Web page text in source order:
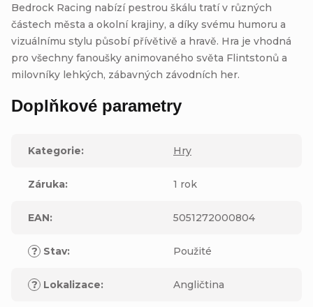
Bedrock Racing nabízí pestrou škálu tratí v různých
částech města a okolní krajiny, a díky svému humoru a
vizuálnímu stylu působí přívětivě a hravě. Hra je vhodná
pro všechny fanoušky animovaného světa Flintstonů a
milovníky lehkých, zábavných závodních her.
Doplňkové parametry
Kategorie: Hry
Záruka: 1 rok
EAN: 5051272000804
? Stav: Použité
? Lokalizace: Angličtina